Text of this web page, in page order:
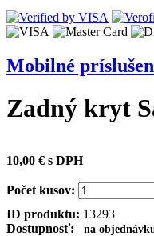
Mobilné
Zadný kryt
10,00 € s DPH
Počet kusov:
ID produktu: 13293
Dostupnosť:
na